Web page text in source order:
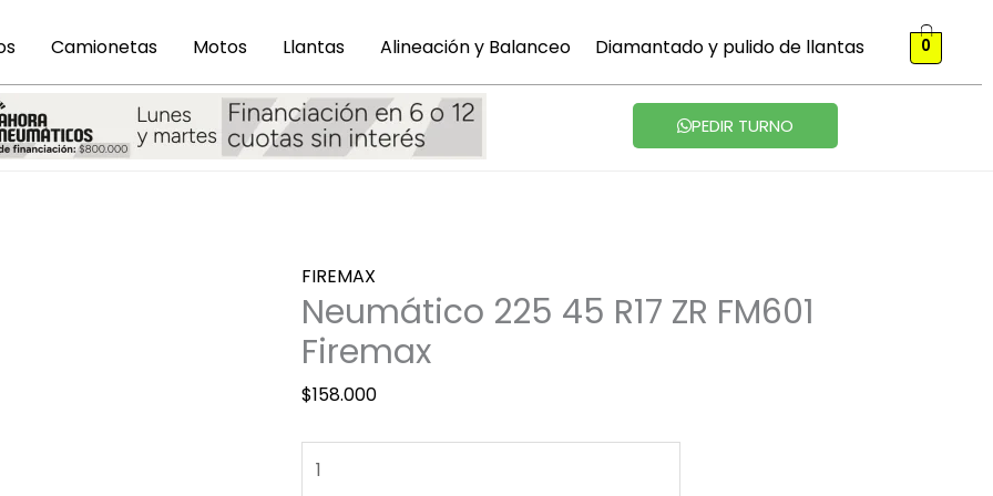
Camionetas Motos Llantas Alineación y Balanceo Diamantado y pulido de llantas 0
PEDIR TURNO
FIREMAX
Neumático 225 45 R17 ZR FM601
Firemax
$158.000
225
45
R17
ZR
Firemax
cantidad